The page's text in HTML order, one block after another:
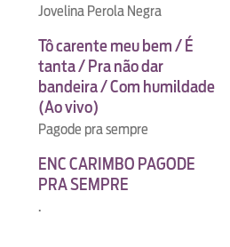
Jovelina Perola Negra
Tô carente meu bem / É
tanta / Pra não dar
bandeira / Com humildade
(Ao vivo)
Pagode pra sempre
ENC CARIMBO PAGODE
PRA SEMPRE
.